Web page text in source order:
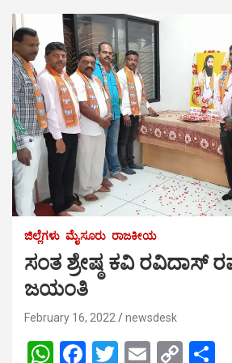
ಜಿಲ್ಲೆಗಳು ಮೈಸೂರು ರಾಜಕೀಯ
ಸಂತ ಶ್ರೇಷ್ಠ ಕವಿ ರವಿದಾಸ್
ಜಯಂತಿ
February 16, 2022 newsdesk
W F
T
E
C